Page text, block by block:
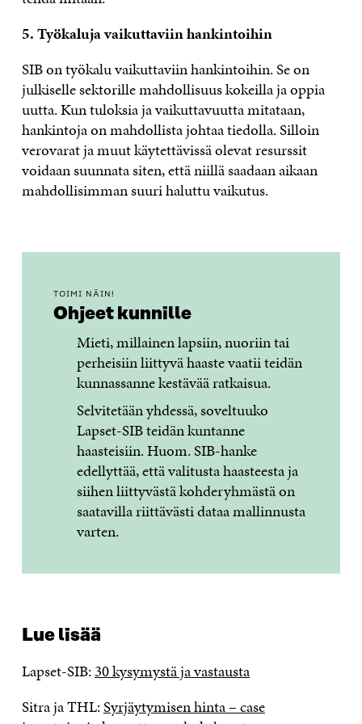
5. Työkaluja vaikuttaviin hankintoihin
SIB on työkalu vaikuttaviin hankintoihin. Se on
julkiselle sektorille mahdollisuus kokeilla ja oppia
uutta. Kun tuloksia ja vaikuttavuutta mitataan,
hankintoja on mahdollista johtaa tiedolla. Silloin
verovarat ja muut käytettävissä olevat resurssit
voidaan suunnata siten, että niillä saadaan aikaan
mahdollisimman suuri haluttu vaikutus.
TOIMI NÄIN!
Ohjeet kunnille
Mieti, millainen lapsiin, nuoriin tai
perheisiin liittyvä haaste vaatii teidän
kunnassanne kestävää ratkaisua.
Selvitetään yhdessä, soveltuuko
Lapset-SIB teidän kuntanne
haasteisiin. Huom. SIB-hanke
edellyttää, että valitusta haasteesta ja
siihen liittyvästä kohderyhmästä on
saatavilla riittävästi dataa mallinnusta
varten.
Lue lisää
Lapset-SIB:30 kysymystä ja vastausta
Sitra ja THL:Syrjäytymisen hinta – case